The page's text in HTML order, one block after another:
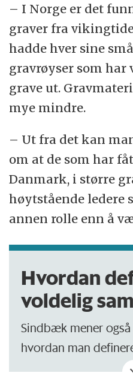
– I Norge er det
graver fra
hadde hver sine
gravrøyser som
grave ut.
mye mindre.
– Ut fra det kan
om at de som har
Danmark, i større
høytstående ledere
annen rolle enn å
Hvordan
voldelig
Sindbæk mener
hvordan man